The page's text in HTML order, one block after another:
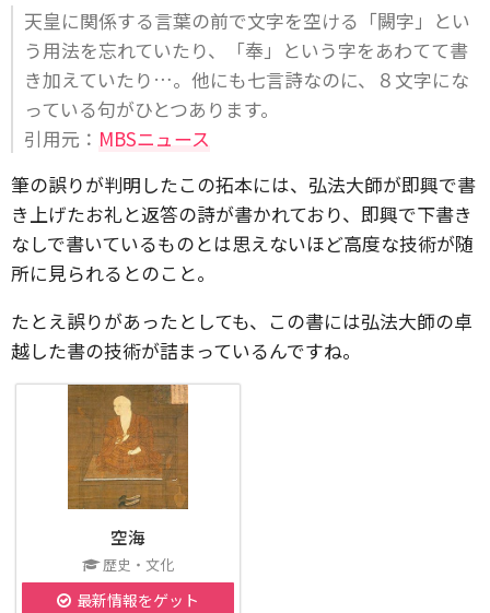
天皇に関係する言葉の前で文字を空ける「闕字」とい
う用法を忘れていたり、「奉」という字をあわてて書
き加えていたり…。他にも七言詩なのに、８文字にな
っている句がひとつあります。
引用元： MBSニュース
筆の誤りが判明したこの拓本には、弘法大師が即興で書
き上げたお礼と返答の詩が書かれており、即興で下書き
なしで書いているものとは思えないほど高度な技術が随
所に見られるとのこと。
たとえ誤りがあったとしても、この書には弘法大師の卓
越した書の技術が詰まっているんですね。
空海
歴史・文化
最新情報をゲット